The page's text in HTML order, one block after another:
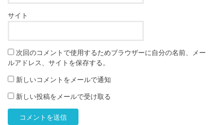
サイト
次回のコメントで使用するためブラウザーに自分の名前、メー
ルアドレス、サイトを保存する。
新しいコメントをメールで通知
新しい投稿をメールで受け取る